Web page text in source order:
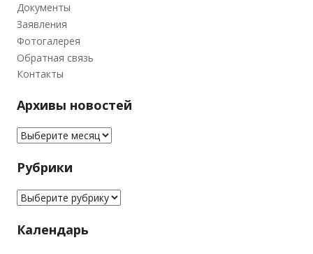
Документы
Заявления
Фотогалерея
Обратная связь
Контакты
Архивы новостей
Архивы новостей
Рубрики
Рубрики
Календарь